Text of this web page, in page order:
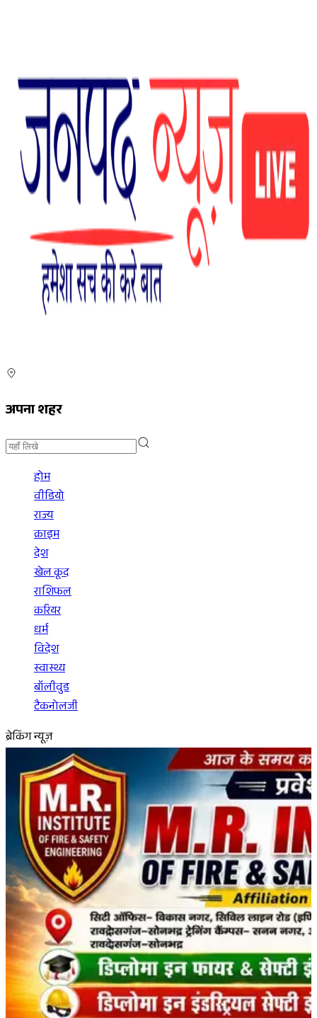
अपना शहर
होम
वीडियो
राज्य
क्राइम
देश
खेल कूद
राशिफल
करियर
धर्म
विदेश
स्वास्थ्य
बॉलीवुड
टैकनोलजी
ब्रेकिंग न्यूज़